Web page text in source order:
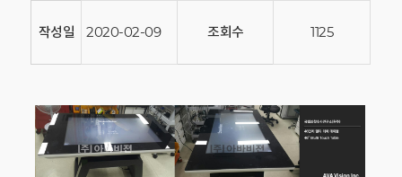
작성일 2020-02-09 조회수 1125